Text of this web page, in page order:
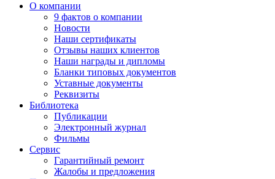
О компании
9 фактов о компании
Новости
Наши сертификаты
Отзывы наших клиентов
Наши награды и дипломы
Бланки типовых документов
Уставные документы
Реквизиты
Библиотека
Публикации
Электронный журнал
Фильмы
Сервис
Гарантийный ремонт
Жалобы и предложения